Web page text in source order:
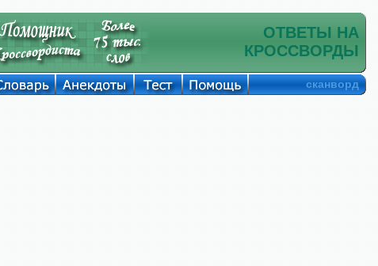
ОТВЕТЫ НА
КРОССВОРДЫ
сканворд